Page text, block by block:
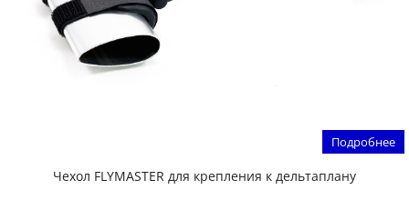
Подробнее
Чехол FLYMASTER для крепления к дельтаплану